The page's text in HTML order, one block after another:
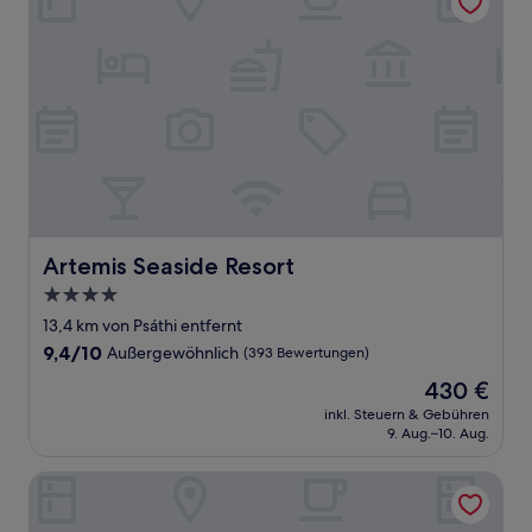
Artemis Seaside Resort
Artemis Seaside Resort
4.0-
Sterne-
Unterkunft
13,4 km von Psáthi entfernt
9.4
9,4/10 Außergewöhnlich (393 Bewertungen)
Der
Preis
beträgt
430 €
inkl. Steuern & Gebühren
9. Aug.–10. Aug.